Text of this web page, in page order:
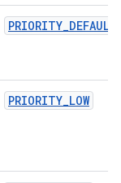
PRIORITY_DEFAULT
PRIORITY_LOW